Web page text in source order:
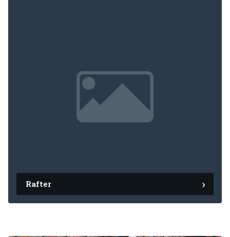
Rafter